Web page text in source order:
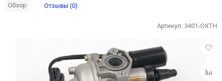
Обзор Отзывы (0)
Артикул:3401-OXTH